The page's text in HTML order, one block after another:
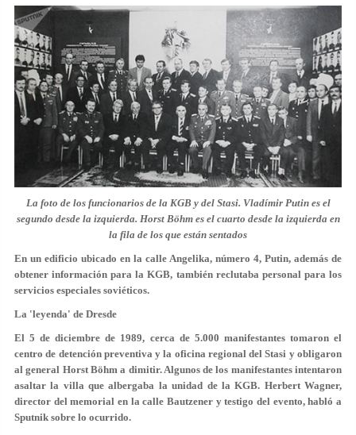
La foto de los funcionarios de la KGB y del Stasi. Vladímir Putin es el
segundo desde la izquierda. Horst Böhm es el cuarto desde la izquierda en
la fila de los que están sentados
En un edificio ubicado en la calle Angelika, número 4, Putin, además de
obtener información para la KGB, también reclutaba personal para los
servicios especiales soviéticos.
La 'leyenda' de Dresde
El 5 de diciembre de 1989, cerca de 5.000 manifestantes tomaron el
centro de detención preventiva y la oficina regional del Stasi y obligaron
al general Horst Böhm a dimitir. Algunos de los manifestantes intentaron
asaltar la villa que albergaba la unidad de la KGB. Herbert Wagner,
director del memorial en la calle Bautzener y testigo del evento, habló a
Sputnik sobre lo ocurrido.